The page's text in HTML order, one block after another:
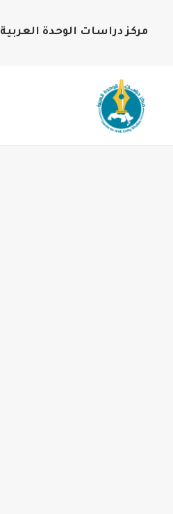
مركز دراسات الوحدة العربية